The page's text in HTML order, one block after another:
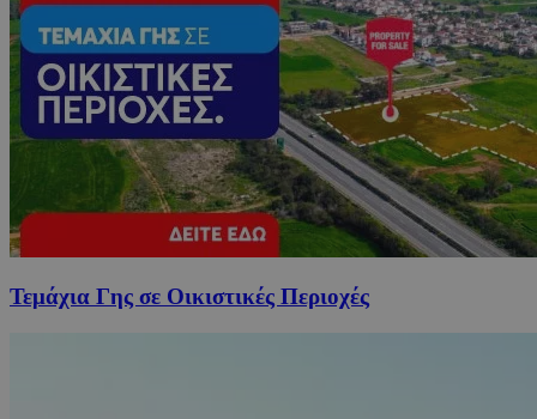
Τεμάχια Γης σε Οικιστικές Περιοχές